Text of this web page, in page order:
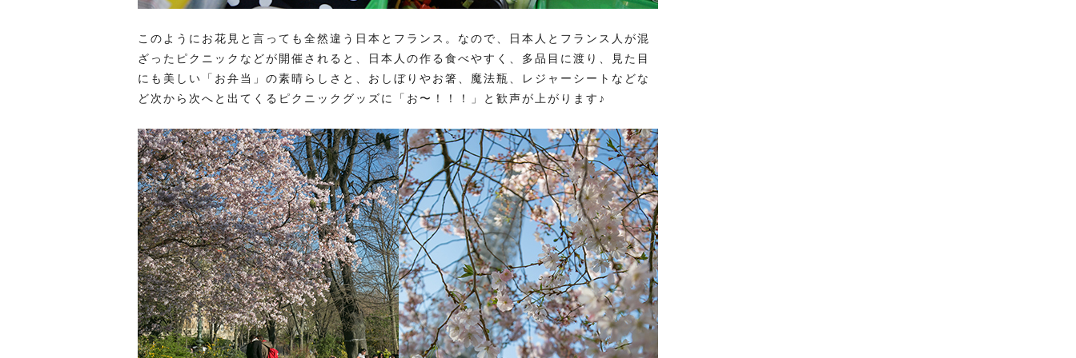
このようにお花見と言っても全然違う日本とフランス。なので、日本人とフランス人が混
ざったピクニックなどが開催されると、日本人の作る食べやすく、多品目に渡り、見た目
にも美しい「お弁当」の素晴らしさと、おしぼりやお箸、魔法瓶、レジャーシートなどな
ど次から次へと出てくるピクニックグッズに「お〜！！！」と歓声が上がります♪